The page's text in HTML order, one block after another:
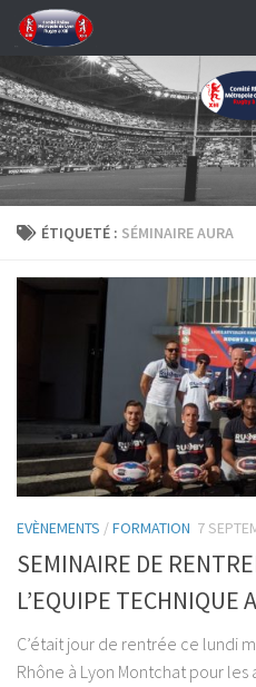
Skip to content
ÉTIQUETÉ : SÉMINAIRE AURA
EVÈNEMENTS /FORMATION 7
SEMINAIRE DE
L’EQUIPE TECHNIQUE
C’était jour de rentrée ce lundi
Rhône à Lyon Montchat pour